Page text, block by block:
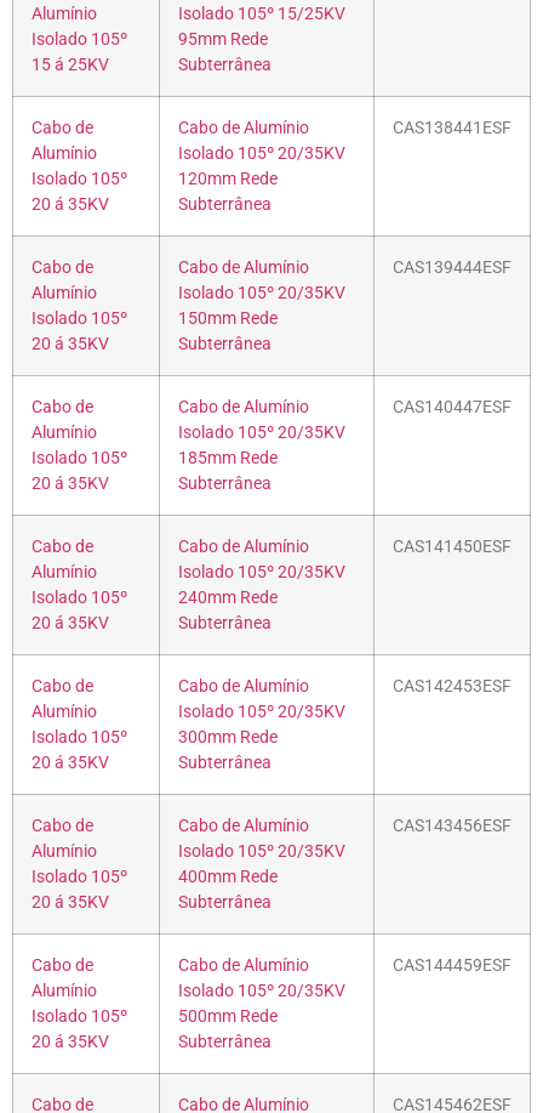
Alumínio
Isolado 105º
15 á 25KV
Isolado 105º 15/25KV
95mm Rede
Subterrânea
Cabo de
Alumínio
Isolado 105º
20 á 35KV
Cabo de Alumínio
Isolado 105º 20/35KV
120mm Rede
Subterrânea
CAS138441ESF
Cabo de
Alumínio
Isolado 105º
20 á 35KV
Cabo de Alumínio
Isolado 105º 20/35KV
150mm Rede
Subterrânea
CAS139444ESF
Cabo de
Alumínio
Isolado 105º
20 á 35KV
Cabo de Alumínio
Isolado 105º 20/35KV
185mm Rede
Subterrânea
CAS140447ESF
Cabo de
Alumínio
Isolado 105º
20 á 35KV
Cabo de Alumínio
Isolado 105º 20/35KV
240mm Rede
Subterrânea
CAS141450ESF
Cabo de
Alumínio
Isolado 105º
20 á 35KV
Cabo de Alumínio
Isolado 105º 20/35KV
300mm Rede
Subterrânea
CAS142453ESF
Cabo de
Alumínio
Isolado 105º
20 á 35KV
Cabo de Alumínio
Isolado 105º 20/35KV
400mm Rede
Subterrânea
CAS143456ESF
Cabo de
Alumínio
Isolado 105º
20 á 35KV
Cabo de Alumínio
Isolado 105º 20/35KV
500mm Rede
Subterrânea
CAS144459ESF
Cabo de Cabo de Alumínio CAS145462ESF